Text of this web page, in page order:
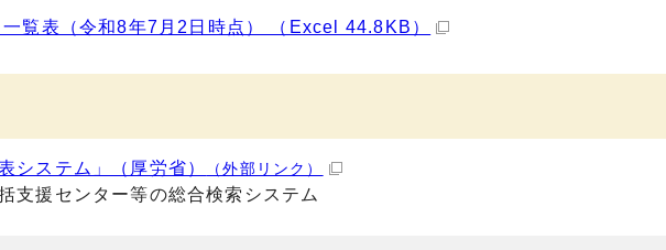
覧表（令和8年7月2日時点） （Excel 44.8KB）
システム」（厚労省） （外部リンク）
支援センター等の総合検索システム